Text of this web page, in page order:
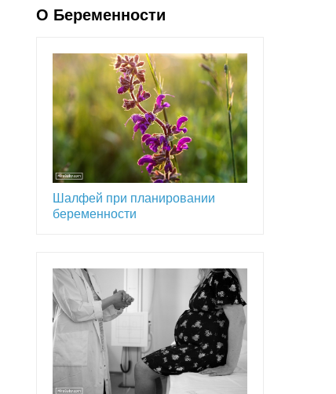
О Беременности
Шалфей при планировании
беременности